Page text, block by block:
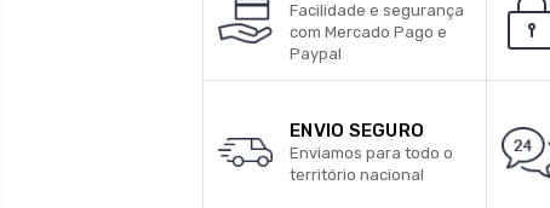
Facilidade e segurança
com Mercado Pago e
Paypal
ENVIO SEGURO
Enviamos para todo o
território nacional